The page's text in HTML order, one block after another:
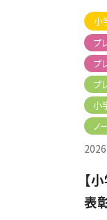
小
プ
プ
プ
小
ノ
【
表